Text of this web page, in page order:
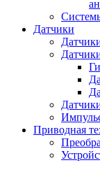
Датчики
Приводная